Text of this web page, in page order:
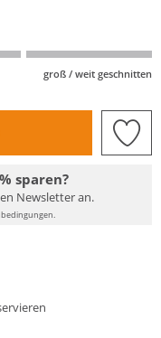
groß / weit geschnitten
sparen?
Newsletter an.